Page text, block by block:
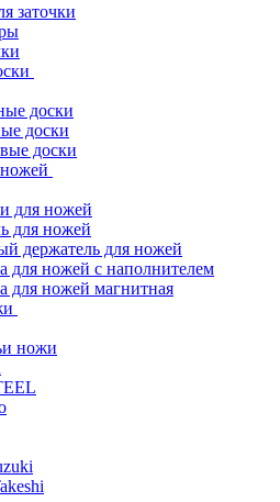
заточки
доски
доски
доски
для ножей
для ножей
держатель для ножей
для ножей с наполнителем
для ножей магнитная
ножи